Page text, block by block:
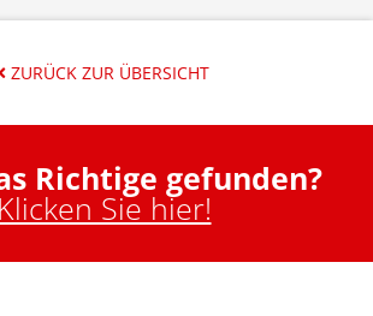
ZURÜCK ZUR ÜBERSICHT
Richtige gefunden?
Klicken Sie hier!